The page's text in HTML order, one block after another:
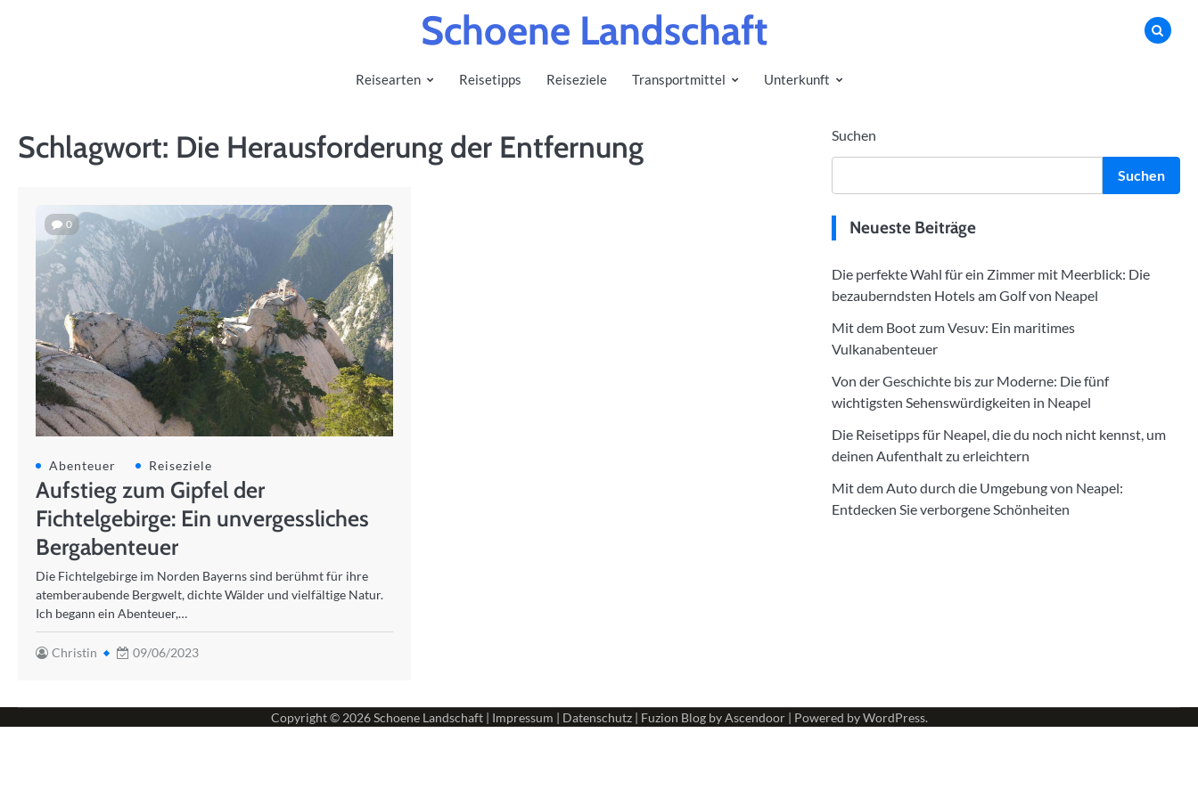
Schoene Landschaft
Reisearten Reisetipps Reiseziele Transportmittel Unterkunft
Schlagwort: Die Herausforderung der Entfernung
0
Abenteuer Reiseziele
Aufstieg zum Gipfel der
Fichtelgebirge: Ein unvergessliches
Bergabenteuer
Die Fichtelgebirge im Norden Bayerns sind berühmt für ihre
atemberaubende Bergwelt, dichte Wälder und vielfältige Natur.
Ich begann ein Abenteuer,…
Christin 09/06/2023
Suchen
Suchen
Neueste Beiträge
Die perfekte Wahl für ein Zimmer mit Meerblick: Die
bezauberndsten Hotels am Golf von Neapel
Mit dem Boot zum Vesuv: Ein maritimes
Vulkanabenteuer
Von der Geschichte bis zur Moderne: Die fünf
wichtigsten Sehenswürdigkeiten in Neapel
Die Reisetipps für Neapel, die du noch nicht kennst, um
deinen Aufenthalt zu erleichtern
Mit dem Auto durch die Umgebung von Neapel:
Entdecken Sie verborgene Schönheiten
Copyright © 2026Schoene Landschaft| Impressum | Datenschutz| Fuzion Blog byAscendoor| Powered byWordPress.